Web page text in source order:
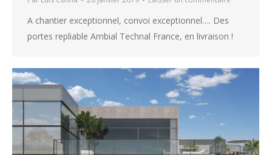
A chantier exceptionnel, convoi exceptionnel…. Des
portes repliable Ambial Technal France, en livraison !